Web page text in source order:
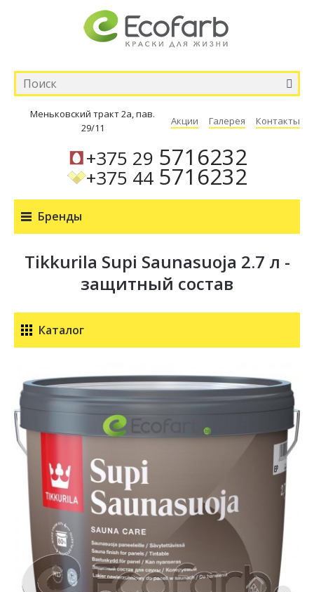
Меньковский тракт 2а, пав.
29/11
Акции Галерея Контакты
+375 29 5716232
+375 445716232
Бренды
Tikkurila Supi Saunasuoja 2.7 л -
защитный состав
Каталог